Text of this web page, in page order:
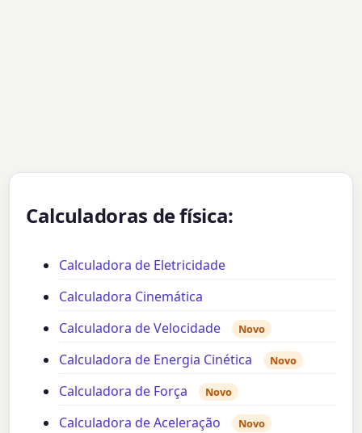
Calculadoras de física:
Calculadora de Eletricidade
Calculadora Cinemática
Calculadora de Velocidade
Novo
Calculadora de Energia Cinética Novo
Calculadora de Força Novo
Calculadora de Aceleração Novo